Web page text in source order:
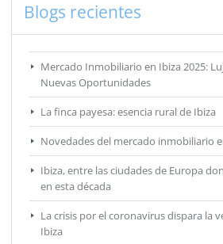
Blogs recientes
Mercado Inmobiliario en Ibiza 2025:
Nuevas Oportunidades
La finca payesa: esencia rural de Ibiza
Novedades del mercado inmobiliario
Ibiza, entre las ciudades de Europa
en esta década
La crisis por el coronavirus dispara la
Ibiza